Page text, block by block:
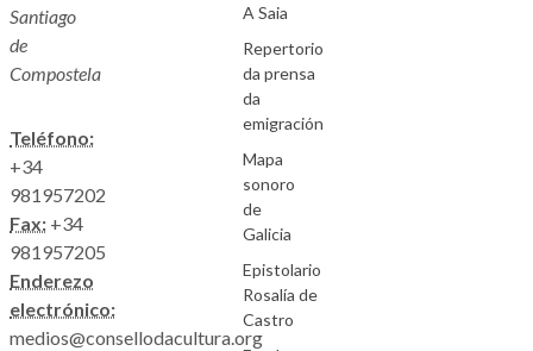
Santiago
de
Compostela
Teléfono:
+34
981957202
Fax: +34
981957205
Enderezo
electrónico:
medios@consellodacultura.org
A Saia
Repertorio
da prensa
da
emigración
Mapa
sonoro
de
Galicia
Epistolario
Rosalía de
Castro